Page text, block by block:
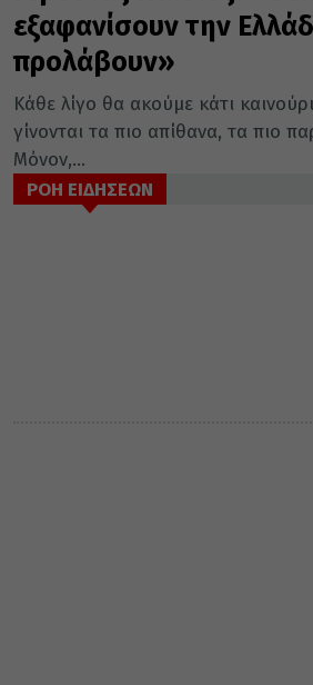
εξαφανίσουν την
προλάβουν»
Κάθε λίγο θα ακούμε κάτι
γίνονται τα πιο απίθανα, τα πιο
Μόνον,...
ΡΟΗ ΕΙΔΗΣΕΩΝ